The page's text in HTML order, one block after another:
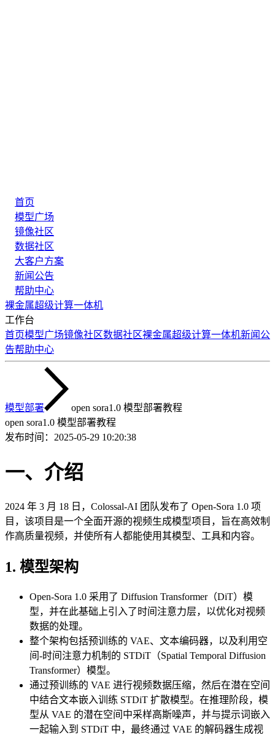
首页
模型广场
镜像社区
数据社区
大客户方案
新闻公告
帮助中心
裸金属超级计算一体机
工作台
首页模型广场镜像社区数据社区裸金属超级计算一体机新闻公
告帮助中心
模型部署
open sora1.0 模型部署教程
open sora1.0 模型部署教程
发布时间： 2025-05-29 10:20:38
一、介绍
2024 年 3 月 18 日，Colossal-AI 团队发布了 Open-Sora 1.0 项
目，该项目是一个全面开源的视频生成模型项目，旨在高效制
作高质量视频，并使所有人都能使用其模型、工具和内容。
1. 模型架构
Open-Sora 1.0 采用了 Diffusion Transformer（DiT）模
型，并在此基础上引入了时间注意力层，以优化对视频
数据的处理。
整个架构包括预训练的 VAE、文本编码器，以及利用空
间-时间注意力机制的 STDiT（Spatial Temporal Diffusion
Transformer）模型。
通过预训练的 VAE 进行视频数据压缩，然后在潜在空间
中结合文本嵌入训练 STDiT 扩散模型。在推理阶段，模
型从 VAE 的潜在空间中采样高斯噪声，并与提示词嵌入
一起输入到 STDiT 中，最终通过 VAE 的解码器生成视